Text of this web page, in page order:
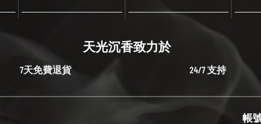
天光沉香致力於
7天免費退貨 24/7 支持
帳